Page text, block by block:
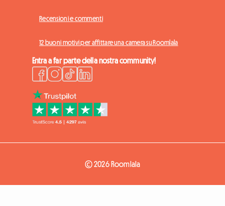
Recensioni e commenti
12 buoni motivi per affittare una camera su Roomlala
Entra a far parte della nostra community!
© 2026 Roomlala